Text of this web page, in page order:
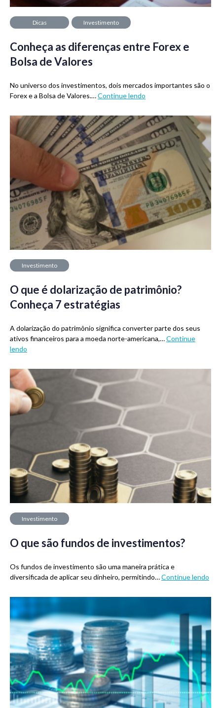
Dicas Investimento
Conheça as diferenças entre Forex e
Bolsa de Valores
No universo dos investimentos, dois mercados importantes são o
Forex e a Bolsa de Valores.…Continue lendo
Investimento
O que é dolarização de patrimônio?
Conheça 7 estratégias
A dolarização do patrimônio significa converter parte dos seus
ativos financeiros para a moeda norte-americana,…Continue
lendo
Investimento
O que são fundos de investimentos?
Os fundos de investimento são uma maneira prática e
diversificada de aplicar seu dinheiro, permitindo…Continue lendo